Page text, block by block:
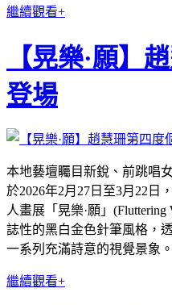
繼續觀看+
【晃樂·願】
登場
本地藝壇矚目新銳、前跳唱
於2026年2月27日至3月22日
人畫展「晃樂·願」
誌性的黑白金色針筆風格，
一系列充滿詩意的視覺景象。
繼續觀看+